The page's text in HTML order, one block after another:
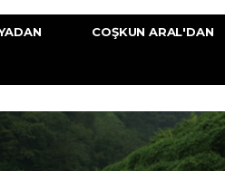
COŞKUN ARAL'DAN